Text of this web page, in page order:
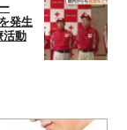
発生
活動